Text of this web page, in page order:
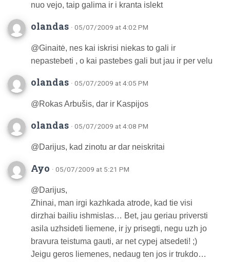
nuo vejo, taip galima ir i kranta islekt
olandas · 05/07/2009 at 4:02 PM
@Ginaitė, nes kai iskrisi niekas to gali ir
nepastebeti , o kai pastebes gali but jau ir per velu
olandas · 05/07/2009 at 4:05 PM
@Rokas Arbušis, dar ir Kaspijos
olandas · 05/07/2009 at 4:08 PM
@Darijus, kad zinotu ar dar neiskritai
Ayo · 05/07/2009 at 5:21 PM
@Darijus,
Zhinai, man irgi kazhkada atrode, kad tie visi
dirzhai bailiu ishmislas… Bet, jau geriau priversti
asila uzhsideti liemene, ir jy prisegti, negu uzh jo
bravura teistuma gauti, ar net cypej atsedeti! ;)
Jeigu geros liemenes, nedaug ten jos ir trukdo…